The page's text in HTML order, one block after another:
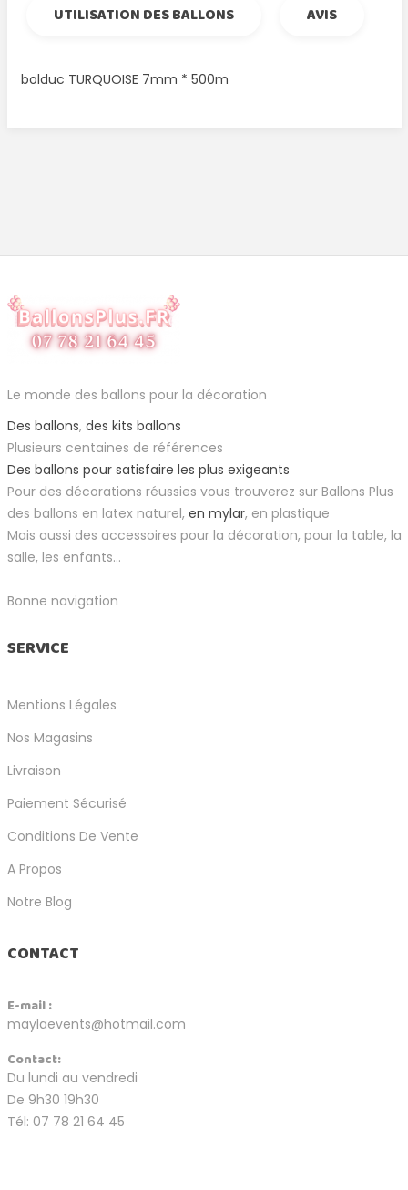
UTILISATION DES BALLONS
AVIS
bolduc TURQUOISE 7mm * 500m
Le monde des ballons pour la décoration
Des ballons, des kits ballons
Plusieurs centaines de références
Des ballons pour satisfaire les plus exigeants
Pour des décorations réussies vous trouverez sur Ballons Plus
des ballons en latex naturel, en mylar, en plastique
Mais aussi des accessoires pour la décoration, pour la table, la
salle, les enfants...
Bonne navigation
SERVICE
Mentions Légales
Nos Magasins
Livraison
Paiement Sécurisé
Conditions De Vente
A Propos
Notre Blog
CONTACT
E-mail :
maylaevents@hotmail.com
Contact:
Du lundi au vendredi
De 9h30 19h30
Tél: 07 78 21 64 45